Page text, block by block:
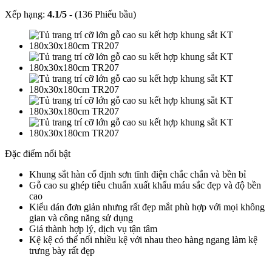
Xếp hạng: 4.1/5 - (136 Phiếu bầu)
Đặc điểm nổi bật
Khung sắt hàn cố định sơn tĩnh điện chắc chắn và bền bỉ
Gỗ cao su ghép tiêu chuẩn xuất khẩu máu sắc đẹp và độ bền
cao
Kiểu dán đơn giản nhưng rất đẹp mắt phù hợp với mọi không
gian và công năng sử dụng
Giá thành hợp lý, dịch vụ tận tâm
Kệ kệ có thể nối nhiều kệ với nhau theo hàng ngang làm kệ
trưng bày rất đẹp